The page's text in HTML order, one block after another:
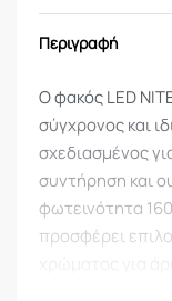
Περιγραφή
Ο φακός LED
σύγχρονος και
σχεδιασμένος
συντήρηση και
φωτεινότητα
προσφέρει